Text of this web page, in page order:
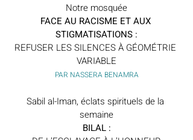
Notre mosquée
FACE AU RACISME ET AUX
STIGMATISATIONS :
REFUSER LES SILENCES À GÉOMÉTRIE
VARIABLE
PAR NASSERA BENAMRA
Sabil al-Iman, éclats spirituels de la
semaine
BILAL :